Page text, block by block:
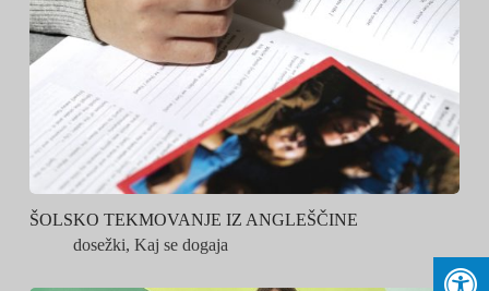
ŠOLSKO TEKMOVANJE IZ ANGLEŠČINE
dosežki, Kaj se dogaja